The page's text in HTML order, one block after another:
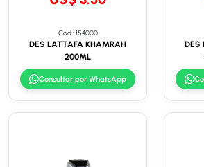
Cod.: 154000
DES LATTAFA KHAMRAH
200ML
Consultar por WhatsApp
DES